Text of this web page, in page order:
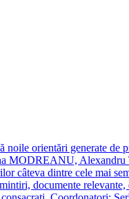
noile orientări generate
MODREANU,
câteva dintre cele mai
documente